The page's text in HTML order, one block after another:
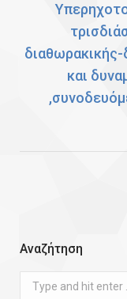
και
Αναζήτηση
Search: